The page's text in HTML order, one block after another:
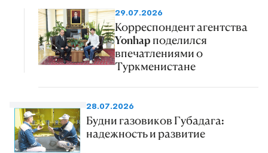
29.07.2026
Корреспондент агентства
Yonhap поделился
впечатлениями о
Туркменистане
28.07.2026
Будни газовиков Губадага:
надежность и развитие